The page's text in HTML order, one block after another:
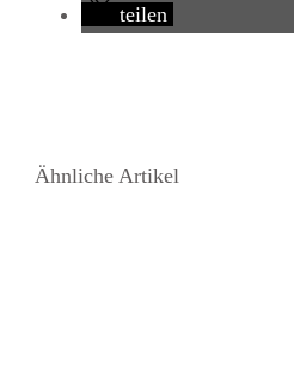
teilen
Ähnliche Artikel